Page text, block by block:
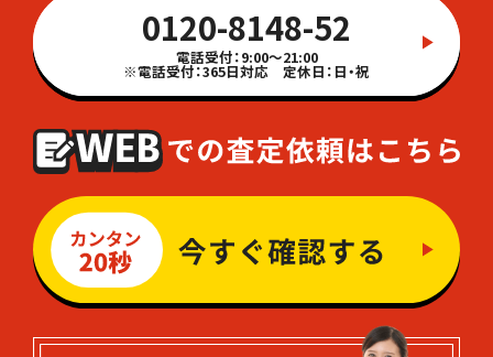
0120-8148-52
電話受付：9:00～21:00
※電話受付：365日対応 定休日：日・祝